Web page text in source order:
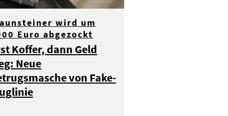
wird um
Euro abgezockt
Koffer, dann Geld
Neue
von Fake-